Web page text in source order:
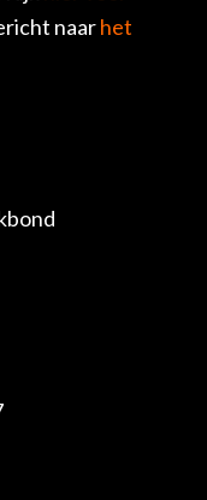
naarhet